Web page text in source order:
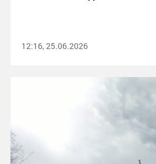
12:16, 25.06.2026